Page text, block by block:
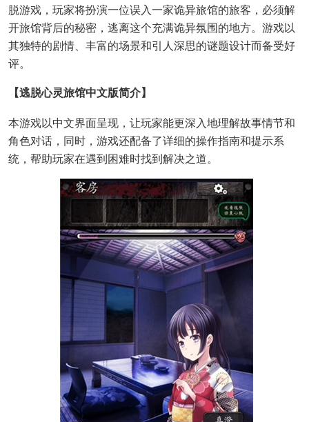
脱游戏，玩家将扮演一位误入一家诡异旅馆的旅客，必须解
开旅馆背后的秘密，逃离这个充满诡异氛围的地方。游戏以
其独特的剧情、丰富的场景和引人深思的谜题设计而备受好
评。
【逃脱心灵旅馆中文版简介】
本游戏以中文界面呈现，让玩家能更深入地理解故事情节和
角色对话，同时，游戏还配备了详细的操作指南和提示系
统，帮助玩家在遇到困难时找到解决之道。